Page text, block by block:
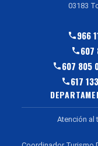
03183
966
607
607 805
617
Atención al